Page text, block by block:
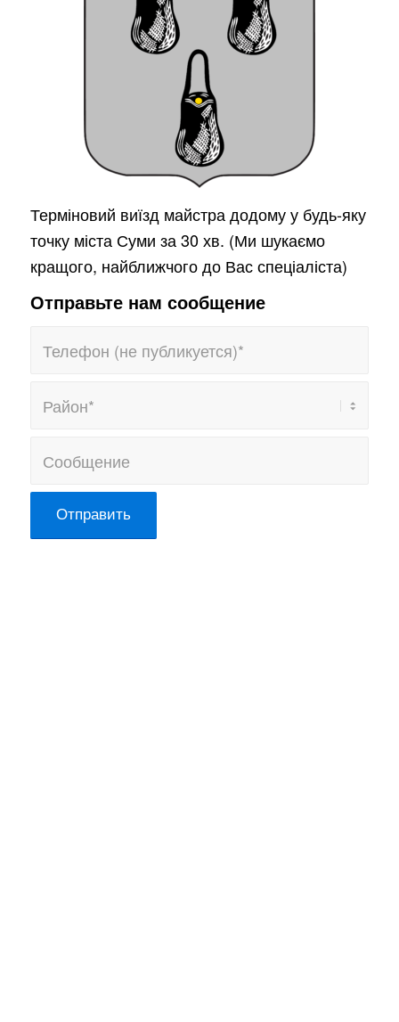
Терміновий виїзд майстра додому у будь-яку
точку міста Суми за 30 хв. (Ми шукаємо
кращого, найближчого до Вас спеціаліста)
Отправьте нам сообщение